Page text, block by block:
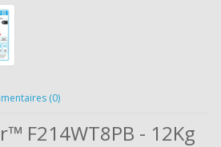
(0)
F214WT8PB - 12Kg